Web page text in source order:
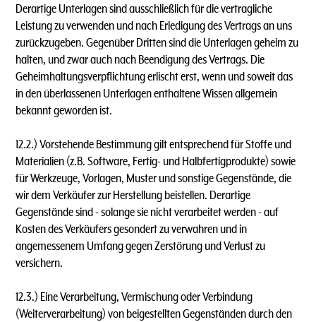
Derartige Unterlagen sind ausschließlich für die vertragliche
Leistung zu verwenden und nach Erledigung des Vertrags an uns
zurückzugeben. Gegenüber Dritten sind die Unterlagen geheim zu
halten, und zwar auch nach Beendigung des Vertrags. Die
Geheimhaltungsverpflichtung erlischt erst, wenn und soweit das
in den überlassenen Unterlagen enthaltene Wissen allgemein
bekannt geworden ist.
12.2.) Vorstehende Bestimmung gilt entsprechend für Stoffe und
Materialien (z.B. Software, Fertig- und Halbfertigprodukte) sowie
für Werkzeuge, Vorlagen, Muster und sonstige Gegenstände, die
wir dem Verkäufer zur Herstellung beistellen. Derartige
Gegenstände sind - solange sie nicht verarbeitet werden - auf
Kosten des Verkäufers gesondert zu verwahren und in
angemessenem Umfang gegen Zerstörung und Verlust zu
versichern.
12.3.) Eine Verarbeitung, Vermischung oder Verbindung
(Weiterverarbeitung) von beigestellten Gegenständen durch den